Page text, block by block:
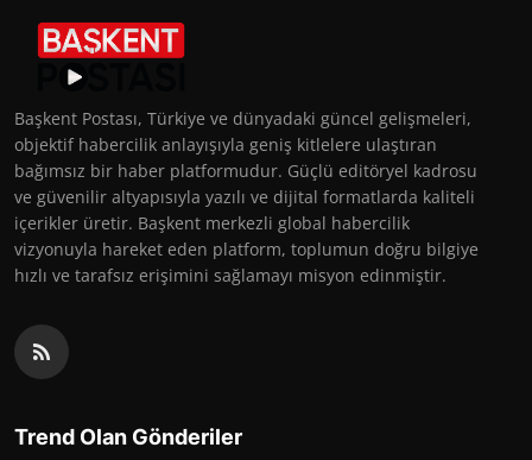
Başkent Postası, Türkiye ve dünyadaki güncel gelişmeleri,
objektif habercilik anlayışıyla geniş kitlelere ulaştıran
bağımsız bir haber platformudur. Güçlü editöryel kadrosu
ve güvenilir altyapısıyla yazılı ve dijital formatlarda kaliteli
içerikler üretir. Başkent merkezli global habercilik
vizyonuyla hareket eden platform, toplumun doğru bilgiye
hızlı ve tarafsız erişimini sağlamayı misyon edinmiştir.
Trend Olan Gönderiler